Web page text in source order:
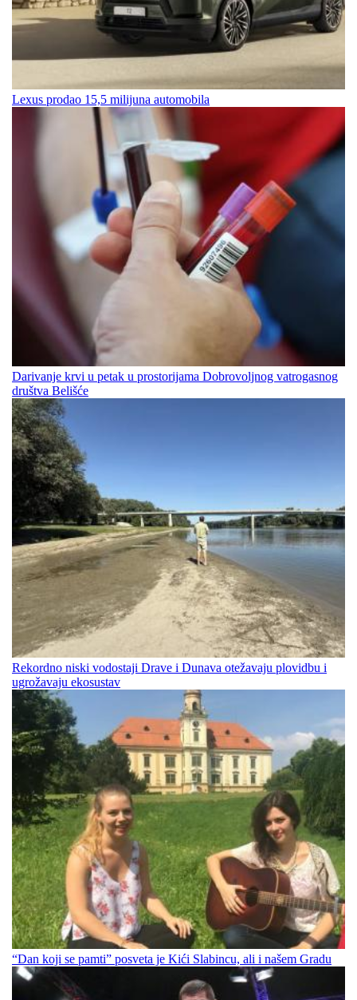
Lexus prodao 15,5 milijuna automobila
Darivanje krvi u petak u prostorijama Dobrovoljnog vatrogasnog
društva Belišće
Rekordno niski vodostaji Drave i Dunava otežavaju plovidbu i
ugrožavaju ekosustav
“Dan koji se pamti” posveta je Kići Slabincu, ali i našem Gradu